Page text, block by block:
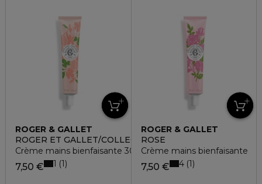
ROGER & GALLET
ROGER ET GALLET/COLLECTIONS HISTORIQUES
Crème mains bienfaisante 30ml - fleur de figuier
7,50 € 1 1
ROGER & GALLET
ROSE
Crème mains bienfaisante
7,50 € 4 1